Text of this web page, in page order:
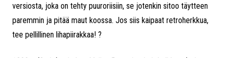
versiosta, joka on tehty puuroriisiin, se jotenkin sitoo täytteen
paremmin ja pitää maut koossa. Jos siis kaipaat retroherkkua,
tee pellillinen lihapiirakkaa! ?